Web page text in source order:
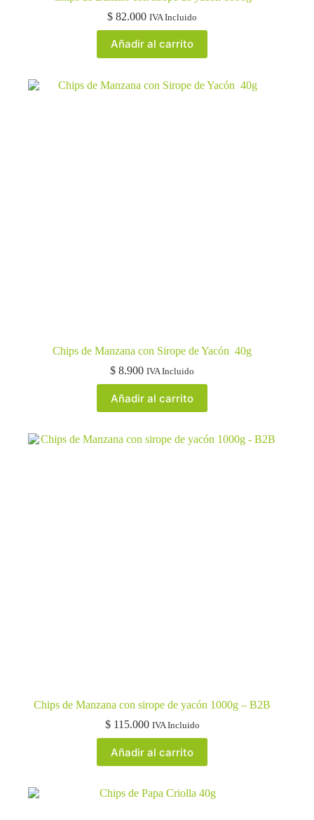
$ 82.000 IVA Incluido
Añadir al carrito
Chips de Manzana con Sirope de Yacón 40g
$ 8.900 IVA Incluido
Añadir al carrito
Chips de Manzana con sirope de yacón 1000g – B2B
$115.000 IVA Incluido
Añadir al carrito